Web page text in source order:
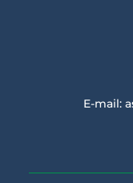
E-mail: